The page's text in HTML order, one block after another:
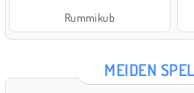
Rummikub
MEIDEN